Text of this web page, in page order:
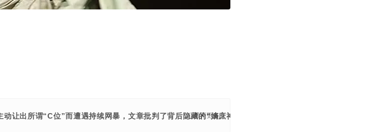
让出所谓“C位”而遭遇持续网暴，文章批判了背后隐藏的“嫡庶神教”和“论资排辈”的潜规则，指出社
展开更多